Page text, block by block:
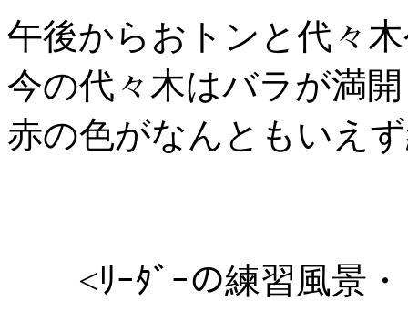
午後からおトンと代々
今の代々木はバラが満
赤の色がなんともいえ
<ﾘｰﾀﾞｰの練習風景・